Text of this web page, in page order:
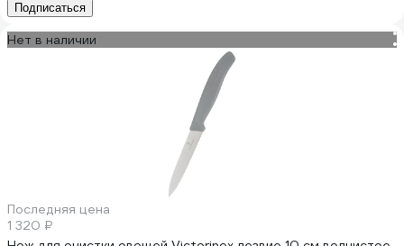
Подписаться
Нет в наличии
Последняя цена
1 320 ₽